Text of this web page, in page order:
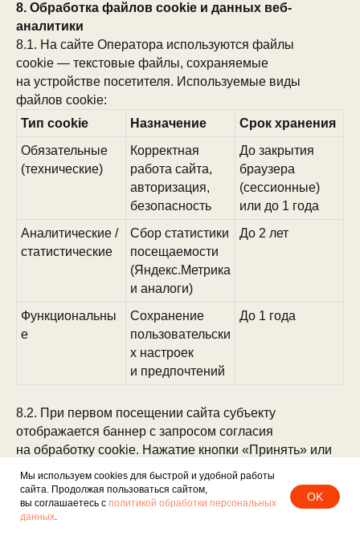
8. Обработка файлов cookie и данных веб-
аналитики
8.1. На сайте Оператора используются файлы
cookie — текстовые файлы, сохраняемые
на устройстве посетителя. Используемые виды
файлов cookie:
Тип cookie
Назначение
Срок хранения
Обязательные
(технические)
Корректная
работа сайта,
авторизация,
безопасность
До закрытия
браузера
(сессионные)
или до 1 года
Аналитические /
статистические
Сбор статистики
посещаемости
(Яндекс.Метрика
и аналоги)
До 2 лет
Функциональны
е
Сохранение
пользовательски
х настроек
и предпочтений
До 1 года
8.2. При первом посещении сайта субъекту
отображается баннер с запросом согласия
на обработку cookie. Нажатие кнопки «Принять» или
продолжение работы с сайтом означает согласие
на использование аналитических и функциональных
cookie. Обязательные (технические) cookie
применяются без согласия как необходимые для
разработка сайта
наверх
добра,доктора!
Мы используем cookies для быстрой и удобной работы
сайта. Продолжая пользоваться сайтом,
вы соглашаетесь с политикой обработки персональных
данных.
OK